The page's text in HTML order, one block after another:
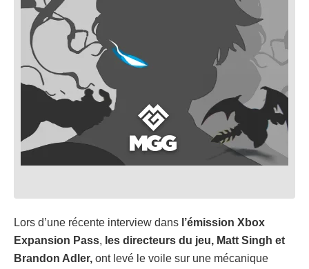
Lors d’une récente interview dans l’émission Xbox
Expansion Pass, les directeurs du jeu, Matt Singh et
Brandon Adler, ont levé le voile sur une mécanique